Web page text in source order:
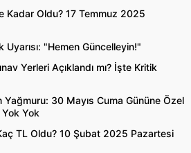
Kadar Oldu? 17 Temmuz 2025
"Hemen Güncelleyin!"
Yerleri Açıklandı mı? İşte Kritik
30 Mayıs Cuma Gününe Özel
Yok
TL Oldu? 10 Şubat 2025 Pazartesi